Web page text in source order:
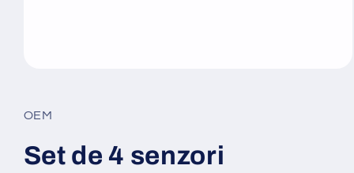
1
într-
fereastră
modală
OEM
Set de 4 senzori